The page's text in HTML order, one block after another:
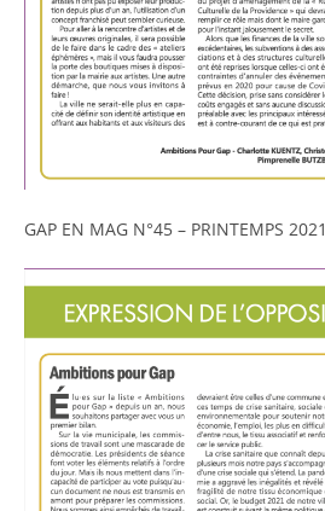
GAP EN MAG N°45 – PRINTEMPS 2021